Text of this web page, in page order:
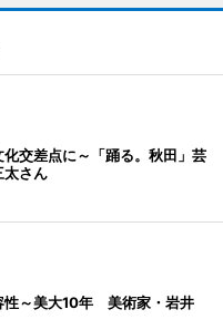
交差点に～「踊る。秋田」芸
太さん
性～美大10年 美術家・岩井